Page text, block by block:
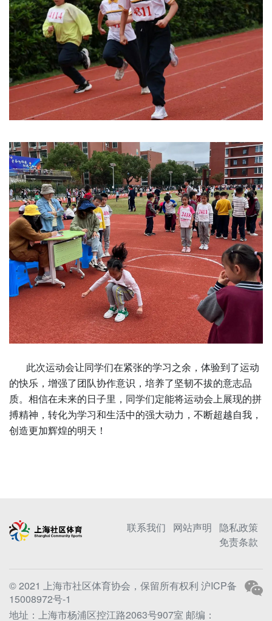
此次运动会让同学们在紧张的学习之余，体验到了运动
的快乐，增强了团队协作意识，培养了坚韧不拔的意志品
质。相信在未来的日子里，同学们定能将运动会上展现的拼
搏精神，转化为学习和生活中的强大动力，不断超越自我，
创造更加辉煌的明天！
联系我们 网站声明
隐私政策
免责条款
© 2021 上海市社区体育协会，保留所有权利 沪ICP备
15008972号-1
地址：上海市杨浦区控江路2063号907室 邮编：